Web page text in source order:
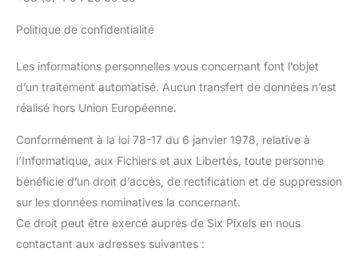
Politique de confidentialité
Les informations personnelles vous concernant font l’objet
d’un traitement automatisé. Aucun transfert de données n’est
réalisé hors Union Européenne.
Conformément à la loi 78-17 du 6 janvier 1978, relative à
l’Informatique, aux Fichiers et aux Libertés, toute personne
bénéficie d’un droit d’accès, de rectification et de suppression
sur les données nominatives la concernant.
Ce droit peut être exercé auprès de Six Pixels en nous
contactant aux adresses suivantes :